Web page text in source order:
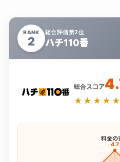
RANK
2
総合評価第2位
ハチ110番
総合スコア
★★★★★
料金の
4.7